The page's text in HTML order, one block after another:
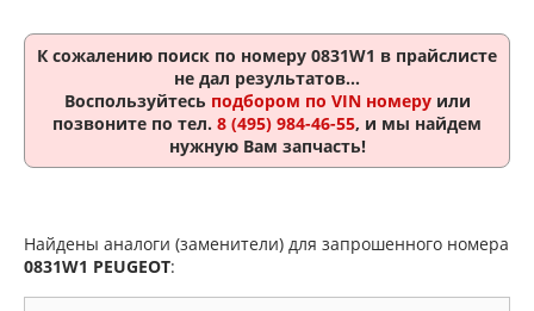
К сожалению поиск по номеру 0831W1 в прайслисте
не дал результатов...
Воспользуйтесь подбором по VIN номеруили
позвоните по тел. 8 (495) 984-46-55, и мы найдем
нужную Вам запчасть!
Найдены аналоги (заменители) для запрошенного номера
0831W1 PEUGEOT: